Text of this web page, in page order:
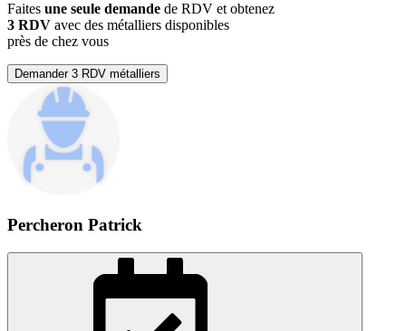
Faites une seule demande de RDV et obtenez
3 RDV avec des métalliers disponibles
près de chez vous
Demander 3 RDV métalliers
Percheron Patrick